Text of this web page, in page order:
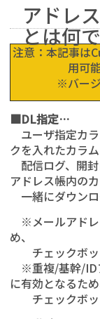
アドレ
とは何
注意：本記事は
用可
※バー
■DL指定…
ユーザ指定カ
クを入れたカラム
配信ログ、開
アドレス帳内の
一緒にダウンロ
※メールアドレ
め、
チェックボッ
※重複/基幹/ID
に有効となるため
チェックボッ